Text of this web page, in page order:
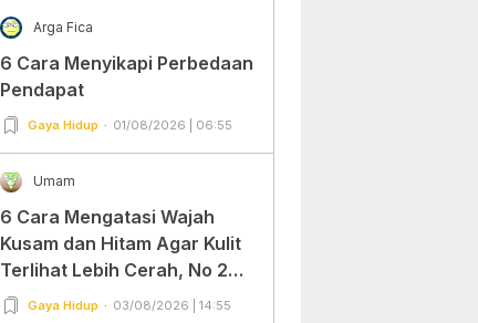
Arga Fica
6 Cara Menyikapi Perbedaan
Pendapat
Gaya Hidup 01/08/2026 | 06:55
Umam
6 Cara Mengatasi Wajah
Kusam dan Hitam Agar Kulit
Terlihat Lebih Cerah, No 2
Gampang Banget dan Mudah
Gaya Hidup 03/08/2026 | 14:55